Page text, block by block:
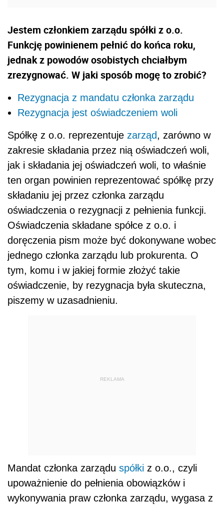
Jestem członkiem zarządu spółki z o.o.
Funkcję powinienem pełnić do końca roku,
jednak z powodów osobistych chciałbym
zrezygnować. W jaki sposób mogę to zrobić?
Rezygnacja z mandatu członka zarządu
Rezygnacja jest oświadczeniem woli
Spółkę z o.o. reprezentuje zarząd, zarówno w
zakresie składania przez nią oświadczeń woli,
jak i składania jej oświadczeń woli, to właśnie
ten organ powinien reprezentować spółkę przy
składaniu jej przez członka zarządu
oświadczenia o rezygnacji z pełnienia funkcji.
Oświadczenia składane spółce z o.o. i
doręczenia pism może być dokonywane wobec
jednego członka zarządu lub prokurenta. O
tym, komu i w jakiej formie złożyć takie
oświadczenie, by rezygnacja była skuteczna,
piszemy w uzasadnieniu.
REKLAMA
Mandat członka zarządu spółki z o.o., czyli
upoważnienie do pełnienia obowiązków i
wykonywania praw członka zarządu, wygasa z